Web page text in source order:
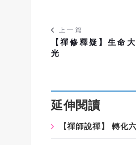
上一篇
【禪修釋疑】生命
光
延伸閱讀
【禪師說禪】 轉化